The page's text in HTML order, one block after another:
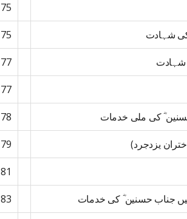
75
شہادت 75
77
77
کی ملی خدمات 78
یزدجرد) 79
81
جناب حسنین ؓ کی خدمات 83